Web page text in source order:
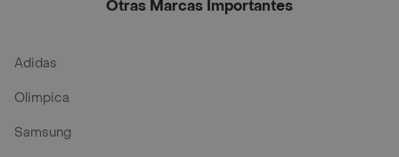
Otras Marcas Importantes
Adidas
Olimpica
Samsung